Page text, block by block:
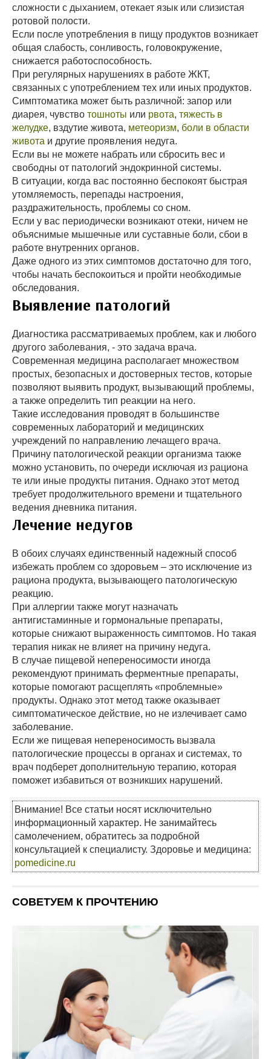
сложности с дыханием, отекает язык или слизистая
ротовой полости.
Если после употребления в пищу продуктов возникает
общая слабость, сонливость, головокружение,
снижается работоспособность.
При регулярных нарушениях в работе ЖКТ,
связанных с употреблением тех или иных продуктов.
Симптоматика может быть различной: запор или
диарея, чувство тошноты или рвота, тяжесть в
желудке, вздутие живота, метеоризм, боли в области
живота и другие проявления недуга.
Если вы не можете набрать или сбросить вес и
свободны от патологий эндокринной системы.
В ситуации, когда вас постоянно беспокоят быстрая
утомляемость, перепады настроения,
раздражительность, проблемы со сном.
Если у вас периодически возникают отеки, ничем не
объяснимые мышечные или суставные боли, сбои в
работе внутренних органов.
Даже одного из этих симптомов достаточно для того,
чтобы начать беспокоиться и пройти необходимые
обследования.
Выявление патологий
Диагностика рассматриваемых проблем, как и любого
другого заболевания, - это задача врача.
Современная медицина располагает множеством
простых, безопасных и достоверных тестов, которые
позволяют выявить продукт, вызывающий проблемы,
а также определить тип реакции на него.
Такие исследования проводят в большинстве
современных лабораторий и медицинских
учреждений по направлению лечащего врача.
Причину патологической реакции организма также
можно установить, по очереди исключая из рациона
те или иные продукты питания. Однако этот метод
требует продолжительного времени и тщательного
ведения дневника питания.
Лечение недугов
В обоих случаях единственный надежный способ
избежать проблем со здоровьем – это исключение из
рациона продукта, вызывающего патологическую
реакцию.
При аллергии также могут назначать
антигистаминные и гормональные препараты,
которые снижают выраженность симптомов. Но такая
терапия никак не влияет на причину недуга.
В случае пищевой непереносимости иногда
рекомендуют принимать ферментные препараты,
которые помогают расщеплять «проблемные»
продукты. Однако этот метод также оказывает
симптоматическое действие, но не излечивает само
заболевание.
Если же пищевая непереносимость вызвала
патологические процессы в органах и системах, то
врач подберет дополнительную терапию, которая
поможет избавиться от возникших нарушений.
Внимание! Все статьи носят исключительно
информационный характер. Не занимайтесь
самолечением, обратитесь за подробной
консультацией к специалисту. Здоровье и медицина:
pomedicine.ru
СОВЕТУЕМ К ПРОЧТЕНИЮ